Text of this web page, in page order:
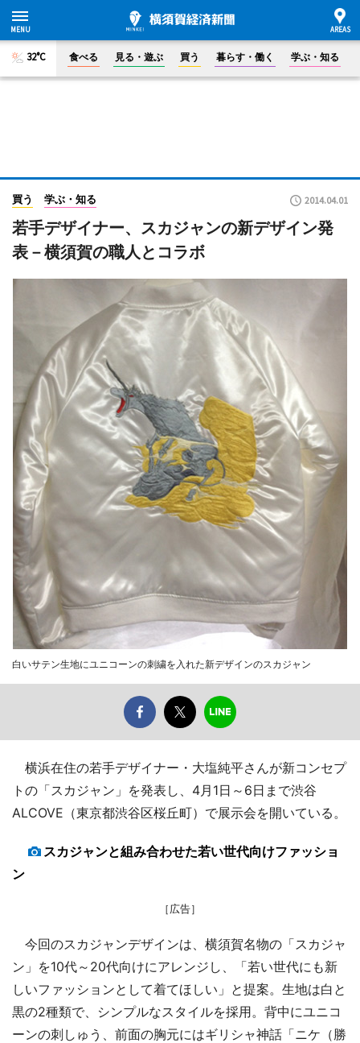
32°C 食べる 見る・遊ぶ 買う 暮らす・働く 学ぶ・知る
買う 学ぶ・知る 2014.04.01
若手デザイナー、スカジャンの新デザイン発
表－横須賀の職人とコラボ
白いサテン生地にユニコーンの刺繍を入れた新デザインのスカジャン
横浜在住の若手デザイナー・大塩純平さんが新コンセプ
トの「スカジャン」を発表し、4月1日～6日まで渋谷
ALCOVE（東京都渋谷区桜丘町）で展示会を開いている。
スカジャンと組み合わせた若い世代向けファッショ
ン
［広告］
今回のスカジャンデザインは、横須賀名物の「スカジャ
ン」を10代～20代向けにアレンジし、「若い世代にも新
しいファッションとして着てほしい」と提案。生地は白と
黒の2種類で、シンプルなスタイルを採用。背中にユニコ
ーンの刺しゅう、前面の胸元にはギリシャ神話「ニケ（勝